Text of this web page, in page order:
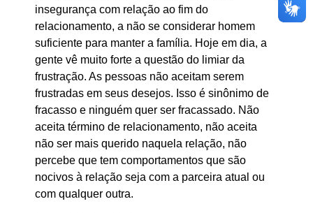
insegurança com relação ao fim do
relacionamento, a não se considerar homem
suficiente para manter a família. Hoje em dia, a
gente vê muito forte a questão do limiar da
frustração. As pessoas não aceitam serem
frustradas em seus desejos. Isso é sinônimo de
fracasso e ninguém quer ser fracassado. Não
aceita término de relacionamento, não aceita
não ser mais querido naquela relação, não
percebe que tem comportamentos que são
nocivos à relação seja com a parceira atual ou
com qualquer outra.